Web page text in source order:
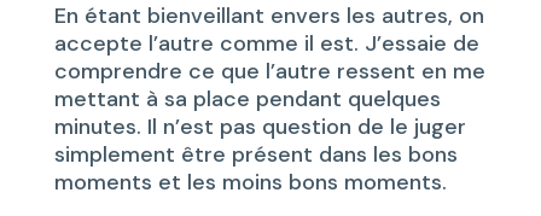
En étant bienveillant envers les autres, on
accepte l’autre comme il est. J’essaie de
comprendre ce que l’autre ressent en me
mettant à sa place pendant quelques
minutes. Il n’est pas question de le juger
simplement être présent dans les bons
moments et les moins bons moments.